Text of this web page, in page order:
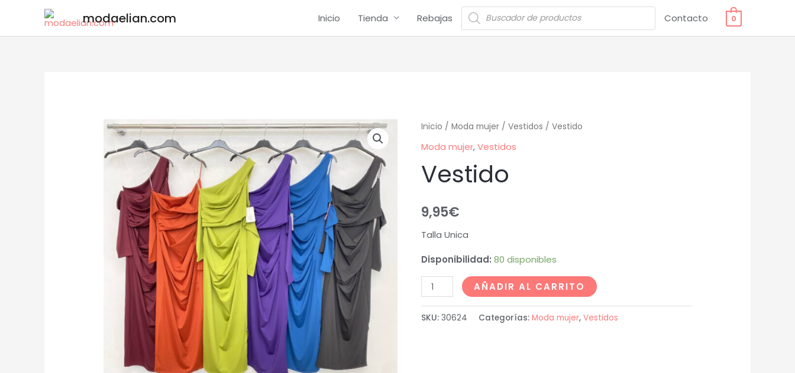
modaelian.com Inicio Tienda Rebajas Contacto 0
Inicio / Moda mujer/ Vestidos / Vestido
Moda mujer,Vestidos
Vestido
9,95€
Talla Unica
Disponibilidad: 80 disponibles
AÑADIR AL CARRITO
SKU: 30624 Categorías: Moda mujer, Vestidos